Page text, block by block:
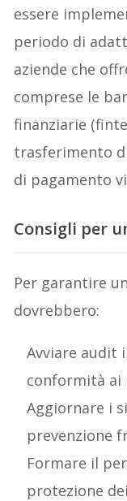
essere
periodo di
aziende che
comprese le
finanziarie
trasferimento
di pagamento
Consigli per
Per garantire
dovrebbero:
Avviare audit
conformità ai
Aggiornare i
prevenzione
Formare il
protezione